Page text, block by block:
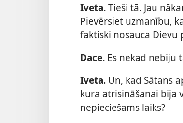
Iveta.Tieši tā. Jau
Pievērsiet uzmanību,
faktiski nosauca Dievu
Dace. Es nekad nebiju
Iveta. Un, kad Sātans
kura atrisināšanai bija
nepieciešams laiks?